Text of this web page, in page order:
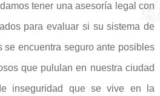
tener una asesoría legal con
para evaluar si su sistema de
se encuentra seguro ante posibles
que pululan en nuestra ciudad
inseguridad que se vive en la